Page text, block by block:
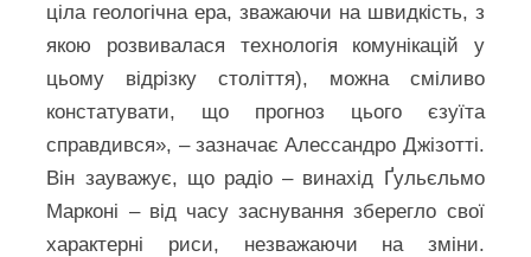
ціла геологічна ера, зважаючи на швидкість, з
якою розвивалася технологія комунікацій у
цьому відрізку століття), можна сміливо
констатувати, що прогноз цього єзуїта
справдився», – зазначає Алессандро Джізотті.
Він зауважує, що радіо – винахід Ґульєльмо
Марконі – від часу заснування зберегло свої
характерні риси, незважаючи на зміни.